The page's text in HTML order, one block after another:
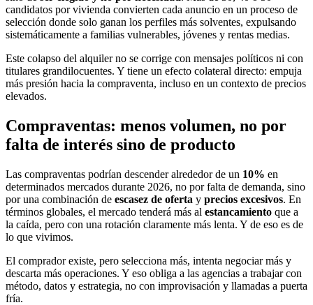
candidatos por vivienda convierten cada anuncio en un proceso de
selección donde solo ganan los perfiles más solventes, expulsando
sistemáticamente a familias vulnerables, jóvenes y rentas medias.
Este colapso del alquiler no se corrige con mensajes políticos ni con
titulares grandilocuentes. Y tiene un efecto colateral directo: empuja
más presión hacia la compraventa, incluso en un contexto de precios
elevados.
Compraventas: menos volumen, no por
falta de interés sino de producto
Las compraventas podrían descender alrededor de un 10% en
determinados mercados durante 2026, no por falta de demanda, sino
por una combinación de escasez de oferta y precios excesivos. En
términos globales, el mercado tenderá más al estancamiento que a
la caída, pero con una rotación claramente más lenta. Y de eso es de
lo que vivimos.
El comprador existe, pero selecciona más, intenta negociar más y
descarta más operaciones. Y eso obliga a las agencias a trabajar con
método, datos y estrategia, no con improvisación y llamadas a puerta
fría.